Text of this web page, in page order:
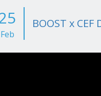
Feb
BOOST x